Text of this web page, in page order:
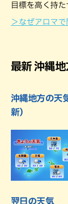
目標を高く持
＞なぜアロマ
最新 沖縄
沖縄地方の天
新）
翌日の天気